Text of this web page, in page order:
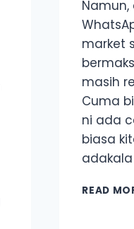
market
masih
Cuma
ni ada
biasa
READ